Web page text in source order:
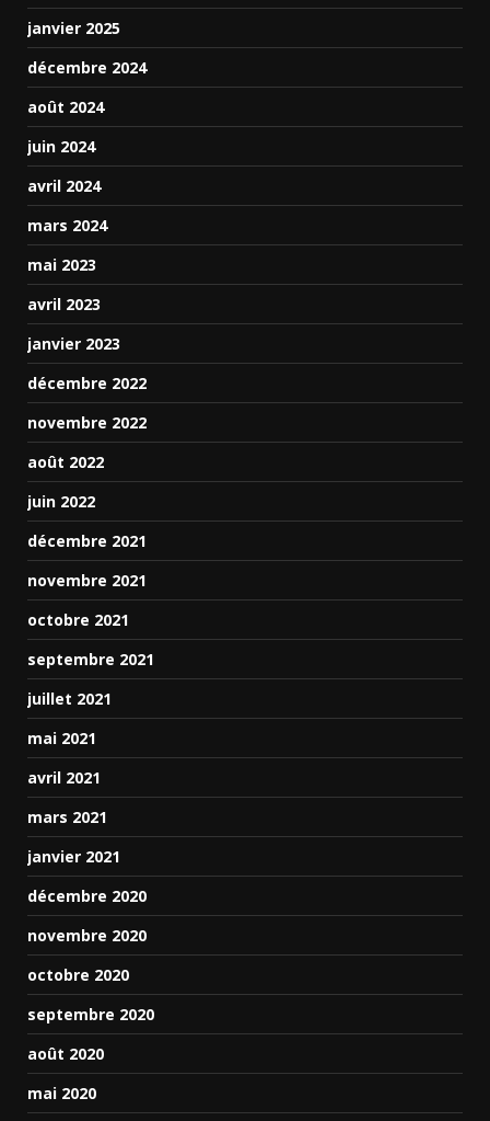
janvier 2025
décembre 2024
août 2024
juin 2024
avril 2024
mars 2024
mai 2023
avril 2023
janvier 2023
décembre 2022
novembre 2022
août 2022
juin 2022
décembre 2021
novembre 2021
octobre 2021
septembre 2021
juillet 2021
mai 2021
avril 2021
mars 2021
janvier 2021
décembre 2020
novembre 2020
octobre 2020
septembre 2020
août 2020
mai 2020